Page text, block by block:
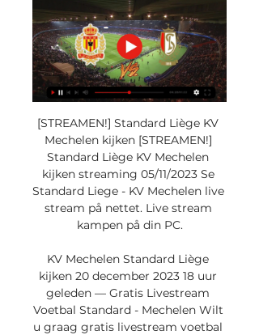
[STREAMEN!] Standard Liège KV
Mechelen kijken [STREAMEN!]
Standard Liège KV Mechelen
kijken streaming 05/11/2023 Se
Standard Liege - KV Mechelen live
stream på nettet. Live stream
kampen på din PC.
KV Mechelen Standard Liège
kijken 20 december 2023 18 uur
geleden — Gratis Livestream
Voetbal Standard - Mechelen Wilt
u graag gratis livestream voetbal